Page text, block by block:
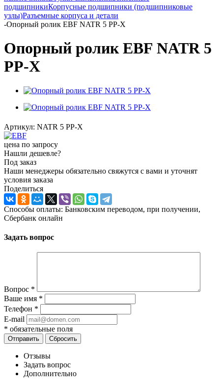
подшипникиКорпусные подшипники (подшипниковые
узлы)Разъемные корпуса и детали
-Опорный ролик EBF NATR 5 PP-X
Опорный ролик EBF NATR 5
PP-X
Артикул: NATR 5 PP-X
цена по запросу
Нашли дешевле?
Под заказ
Наши менеджеры обязательно свяжутся с вами и уточнят
условия заказа
Поделиться
Способы оплаты: Банковским переводом, при получении,
Сбербанк онлайн
Задать вопрос
Вопрос *
Ваше имя *
Телефон *
E-mail
* обязательные поля
Отправить Сбросить
Отзывы
Задать вопрос
Дополнительно